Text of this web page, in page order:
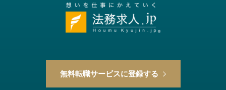
無料転職サービスに登録する